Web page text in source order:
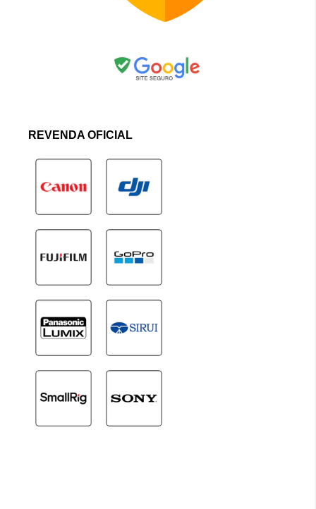
REVENDA OFICIAL